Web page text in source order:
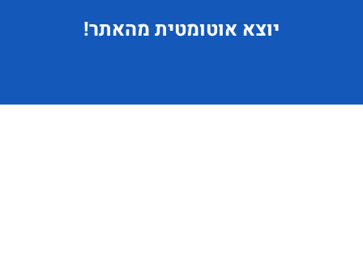
יוצא אוטומטית מהאתר!